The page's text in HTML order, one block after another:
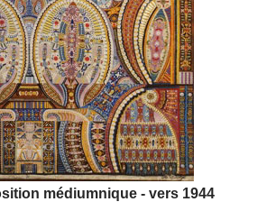
médiumnique - vers 1944